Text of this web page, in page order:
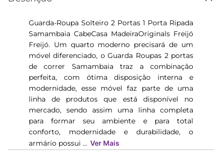
Guarda-Roupa Solteiro 2 Portas 1 Porta Ripada
Samambaia CabeCasa MadeiraOriginals Freijó
Freijó. Um quarto moderno precisará de um
móvel diferenciado, o Guarda Roupas 2 portas
de correr Samambaia traz a combinação
perfeita, com ótima disposição interna e
modernidade, esse móvel faz parte de uma
linha de produtos que está disponível no
mercado, sendo assim uma linha completa
para formar seu ambiente e para total
conforto, modernidade e durabilidade, o
armário possui ... Ver Mais